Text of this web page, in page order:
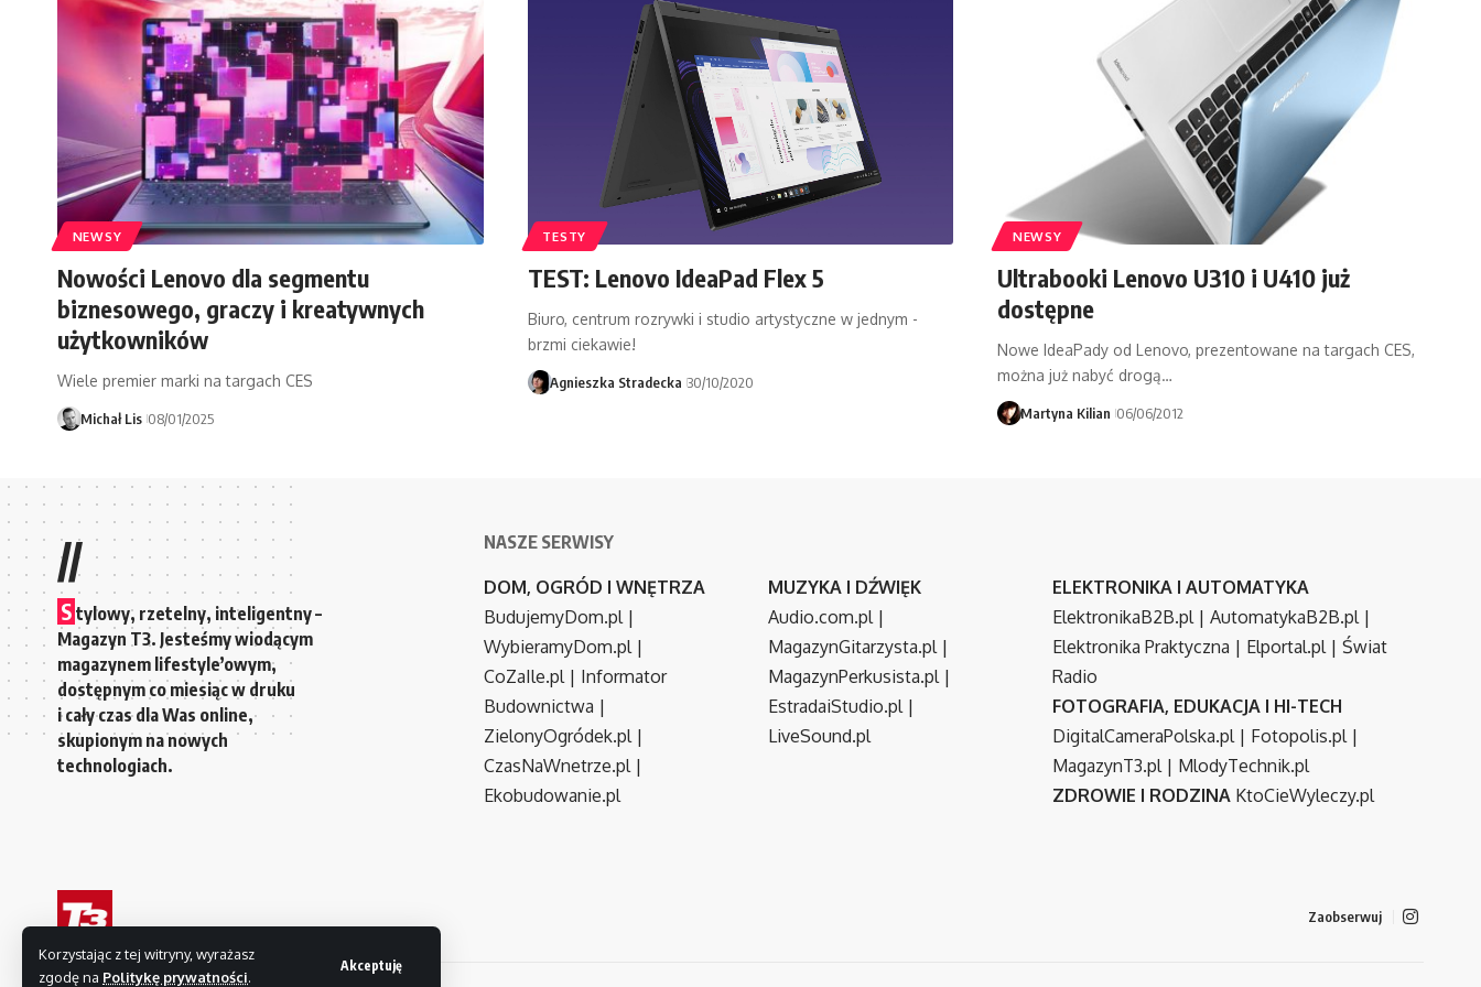
Korzystając z tej witryny, wyrażasz
zgodę na Politykę prywatności.
Akceptuję
NEWSY
Nowości Lenovo dla segmentu
biznesowego, graczy i kreatywnych
użytkowników
Wiele premier marki na targach CES
Michał Lis 08/01/2025
TESTY
TEST: Lenovo IdeaPad Flex 5
Biuro, centrum rozrywki i studio artystyczne w jednym -
brzmi ciekawie!
Agnieszka Stradecka 30/10/2020
NEWSY
Ultrabooki Lenovo U310 i U410 już
dostępne
Nowe IdeaPady od Lenovo, prezentowane na targach CES,
można już nabyć drogą…
Martyna Kilian 06/06/2012
//
S tylowy, rzetelny, inteligentny –
Magazyn T3. Jesteśmy wiodącym
magazynem lifestyle’owym,
dostępnym co miesiąc w druku
i cały czas dla Was online,
skupionym na nowych
technologiach.
NASZE SERWISY
DOM, OGRÓD I WNĘTRZA
BudujemyDom.pl |
WybieramyDom.pl |
CoZaIle.pl | Informator
Budownictwa |
ZielonyOgródek.pl |
CzasNaWnetrze.pl |
Ekobudowanie.pl
MUZYKA I DŹWIĘK
Audio.com.pl |
MagazynGitarzysta.pl |
MagazynPerkusista.pl |
EstradaiStudio.pl |
LiveSound.pl
ELEKTRONIKA I AUTOMATYKA
ElektronikaB2B.pl | AutomatykaB2B.pl |
Elektronika Praktyczna | Elportal.pl | Świat
Radio
FOTOGRAFIA, EDUKACJA I HI-TECH
DigitalCameraPolska.pl | Fotopolis.pl |
MagazynT3.pl | MlodyTechnik.pl
ZDROWIE I RODZINA KtoCieWyleczy.pl
Zaobserwuj